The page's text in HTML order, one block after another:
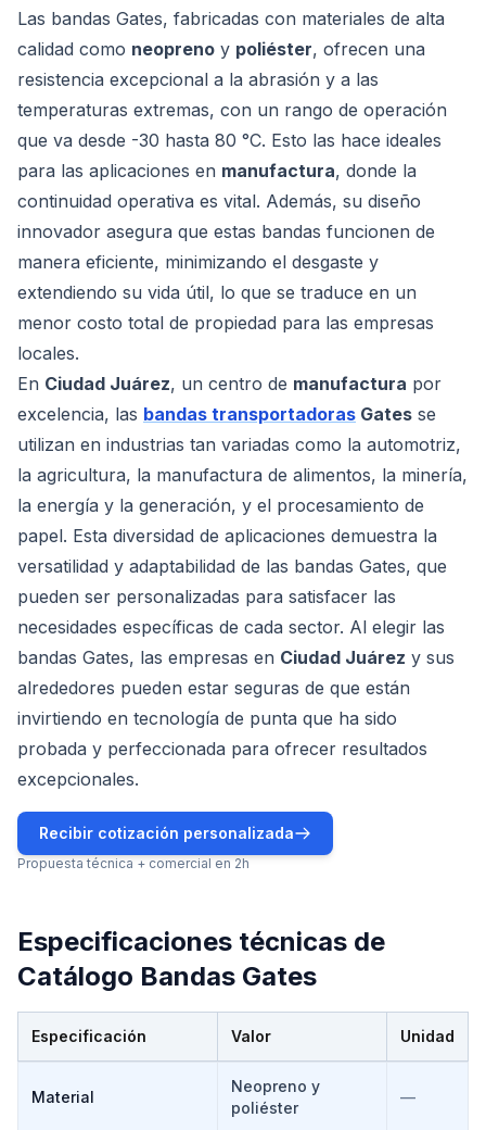
Las bandas Gates, fabricadas con materiales de alta
calidad como neopreno y poliéster, ofrecen una
resistencia excepcional a la abrasión y a las
temperaturas extremas, con un rango de operación
que va desde -30 hasta 80 °C. Esto las hace ideales
para las aplicaciones en manufactura, donde la
continuidad operativa es vital. Además, su diseño
innovador asegura que estas bandas funcionen de
manera eficiente, minimizando el desgaste y
extendiendo su vida útil, lo que se traduce en un
menor costo total de propiedad para las empresas
locales.
En Ciudad Juárez, un centro de manufactura por
excelencia, las bandas transportadoras Gates se
utilizan en industrias tan variadas como la automotriz,
la agricultura, la manufactura de alimentos, la minería,
la energía y la generación, y el procesamiento de
papel. Esta diversidad de aplicaciones demuestra la
versatilidad y adaptabilidad de las bandas Gates, que
pueden ser personalizadas para satisfacer las
necesidades específicas de cada sector. Al elegir las
bandas Gates, las empresas en Ciudad Juárez y sus
alrededores pueden estar seguras de que están
invirtiendo en tecnología de punta que ha sido
probada y perfeccionada para ofrecer resultados
excepcionales.
Recibir cotización personalizada
Propuesta técnica + comercial en 2h
Especificaciones técnicas de
Catálogo Bandas Gates
Especificación Valor Unidad
Material
Neopreno y
poliéster
—